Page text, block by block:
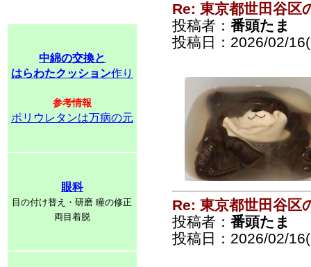
中綿の交換と
はらわたクッション作り
参考情報
ポリウレタンは万病の元
眼科
目の付け替え・研磨 瞳の修正
両目着脱
Re: 東京都世田谷区
投稿者： 番頭たま
投稿日：2026/02/
Re: 東京都世田谷区
投稿者： 番頭たま
投稿日：2026/02/